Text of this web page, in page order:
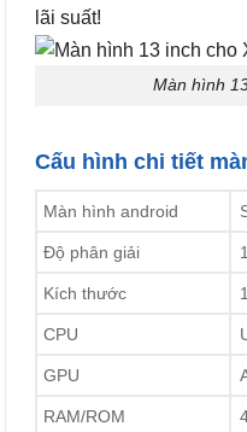
lãi suất!
Màn hình
Cấu hình chi tiết
Màn hình android
Độ phân giải
Kích thước
CPU
GPU
RAM/ROM